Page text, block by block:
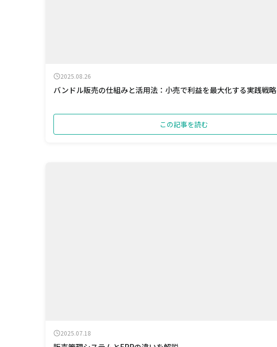
2025.08.26
バンドル販売の仕組みと活用法：小売で利益を最大化する実践戦略
この記事を読む
2025.07.18